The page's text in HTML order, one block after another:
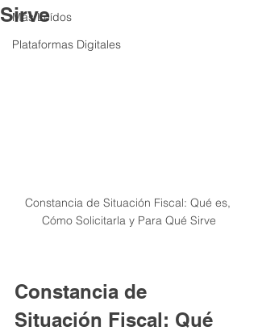
Más Leídos
Plataformas Digitales
Sirve
Constancia de Situación Fiscal: Qué es,
Cómo Solicitarla y Para Qué Sirve
Constancia de
Situación Fiscal: Qué